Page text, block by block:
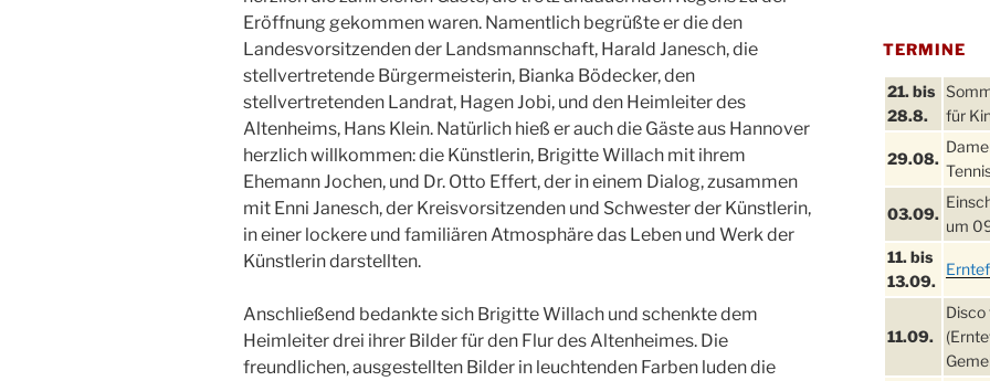
Eröffnung gekommen waren. Namentlich begrüßte er die den
Landesvorsitzenden der Landsmannschaft, Harald Janesch, die
stellvertretende Bürgermeisterin, Bianka Bödecker, den
stellvertretenden Landrat, Hagen Jobi, und den Heimleiter des
Altenheims, Hans Klein. Natürlich hieß er auch die Gäste aus Hannover
herzlich willkommen: die Künstlerin, Brigitte Willach mit ihrem
Ehemann Jochen, und Dr. Otto Effert, der in einem Dialog, zusammen
mit Enni Janesch, der Kreisvorsitzenden und Schwester der Künstlerin,
in einer lockere und familiären Atmosphäre das Leben und Werk der
Künstlerin darstellten.
Anschließend bedankte sich Brigitte Willach und schenkte dem
Heimleiter drei ihrer Bilder für den Flur des Altenheimes. Die
freundlichen, ausgestellten Bilder in leuchtenden Farben luden die
TERMINE
21. bis
28.8.
für
29.08.
03.09.
um
11. bis
13.09.
11.09.
Disco